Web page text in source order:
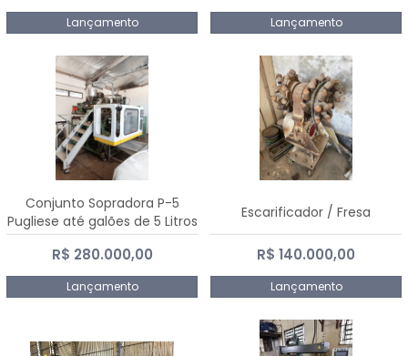
Lançamento Lançamento
Conjunto Sopradora P-5
Pugliese até galões de 5 Litros
R$ 280.000,00
Lançamento
Escarificador / Fresa
R$ 140.000,00
Lançamento